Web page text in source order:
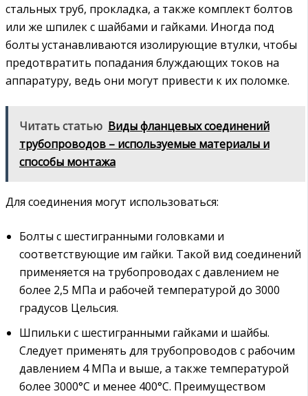
стальных труб, прокладка, а также комплект болтов
или же шпилек с шайбами и гайками. Иногда под
болты устанавливаются изолирующие втулки, чтобы
предотвратить попадания блуждающих токов на
аппаратуру, ведь они могут привести к их поломке.
Читать статью Виды фланцевых соединений
трубопроводов – используемые материалы и
способы монтажа
Для соединения могут использоваться:
Болты с шестигранными головками и
соответствующие им гайки. Такой вид соединений
применяется на трубопроводах с давлением не
более 2,5 МПа и рабочей температурой до 3000
градусов Цельсия.
Шпильки с шестигранными гайками и шайбы.
Следует применять для трубопроводов с рабочим
давлением 4 МПа и выше, а также температурой
более 3000°C и менее 400°C. Преимуществом